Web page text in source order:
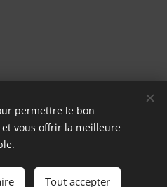
Cookies
permettre le bon
vous offrir la meilleure
Tout accepter